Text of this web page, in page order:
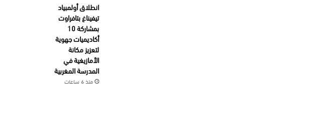
انطلاق أولمبياد
تيفيناغ بتافراوت
بمشاركة 10
أكاديميات جهوية
لتعزيز مكانة
الأمازيغية في
المدرسة المغربية
منذ 6 ساعات